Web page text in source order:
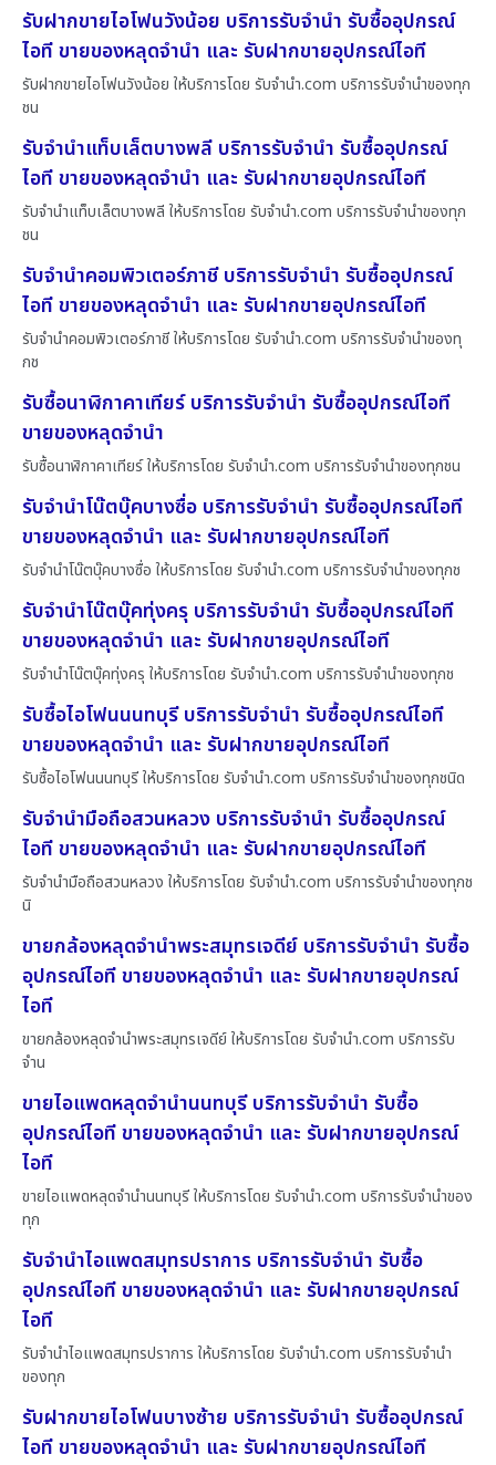
รับฝากขายไอโฟนวังน้อย บริการรับจำนำ รับซื้ออุปกรณ์
ไอที ขายของหลุดจำนำ และ รับฝากขายอุปกรณ์ไอที
รับฝากขายไอโฟนวังน้อย ให้บริการโดย รับจํานํา.com บริการรับจำนำของทุก
ชน
รับจำนำแท็บเล็ตบางพลี บริการรับจำนำ รับซื้ออุปกรณ์
ไอที ขายของหลุดจำนำ และ รับฝากขายอุปกรณ์ไอที
รับจำนำแท็บเล็ตบางพลี ให้บริการโดย รับจํานํา.com บริการรับจำนำของทุก
ชน
รับจำนำคอมพิวเตอร์ภาชี บริการรับจำนำ รับซื้ออุปกรณ์
ไอที ขายของหลุดจำนำ และ รับฝากขายอุปกรณ์ไอที
รับจำนำคอมพิวเตอร์ภาชี ให้บริการโดย รับจํานํา.com บริการรับจำนำของทุ
กช
รับซื้อนาฬิกาคาเทียร์ บริการรับจำนำ รับซื้ออุปกรณ์ไอที
ขายของหลุดจำนำ
รับซื้อนาฬิกาคาเทียร์ ให้บริการโดย รับจํานํา.com บริการรับจำนำของทุกชน
รับจำนำโน๊ตบุ๊คบางซื่อ บริการรับจำนำ รับซื้ออุปกรณ์ไอที
ขายของหลุดจำนำ และ รับฝากขายอุปกรณ์ไอที
รับจำนำโน๊ตบุ๊คบางซื่อ ให้บริการโดย รับจํานํา.com บริการรับจำนำของทุกช
รับจำนำโน๊ตบุ๊คทุ่งครุ บริการรับจำนำ รับซื้ออุปกรณ์ไอที
ขายของหลุดจำนำ และ รับฝากขายอุปกรณ์ไอที
รับจำนำโน๊ตบุ๊คทุ่งครุ ให้บริการโดย รับจํานํา.com บริการรับจำนำของทุกช
รับซื้อไอโฟนนนทบุรี บริการรับจำนำ รับซื้ออุปกรณ์ไอที
ขายของหลุดจำนำ และ รับฝากขายอุปกรณ์ไอที
รับซื้อไอโฟนนนทบุรี ให้บริการโดย รับจํานํา.com บริการรับจำนำของทุกชนิด
รับจำนำมือถือสวนหลวง บริการรับจำนำ รับซื้ออุปกรณ์
ไอที ขายของหลุดจำนำ และ รับฝากขายอุปกรณ์ไอที
รับจำนำมือถือสวนหลวง ให้บริการโดย รับจํานํา.com บริการรับจำนำของทุกช
นิ
ขายกล้องหลุดจำนำพระสมุทรเจดีย์ บริการรับจำนำ รับซื้อ
อุปกรณ์ไอที ขายของหลุดจำนำ และ รับฝากขายอุปกรณ์
ไอที
ขายกล้องหลุดจำนำพระสมุทรเจดีย์ ให้บริการโดย รับจํานํา.com บริการรับ
จำน
ขายไอแพดหลุดจำนำนนทบุรี บริการรับจำนำ รับซื้อ
อุปกรณ์ไอที ขายของหลุดจำนำ และ รับฝากขายอุปกรณ์
ไอที
ขายไอแพดหลุดจำนำนนทบุรี ให้บริการโดย รับจํานํา.com บริการรับจำนำของ
ทุก
รับจำนำไอแพดสมุทรปราการ บริการรับจำนำ รับซื้อ
อุปกรณ์ไอที ขายของหลุดจำนำ และ รับฝากขายอุปกรณ์
ไอที
รับจำนำไอแพดสมุทรปราการ ให้บริการโดย รับจํานํา.com บริการรับจำนำ
ของทุก
รับฝากขายไอโฟนบางซ้าย บริการรับจำนำ รับซื้ออุปกรณ์
ไอที ขายของหลุดจำนำ และ รับฝากขายอุปกรณ์ไอที